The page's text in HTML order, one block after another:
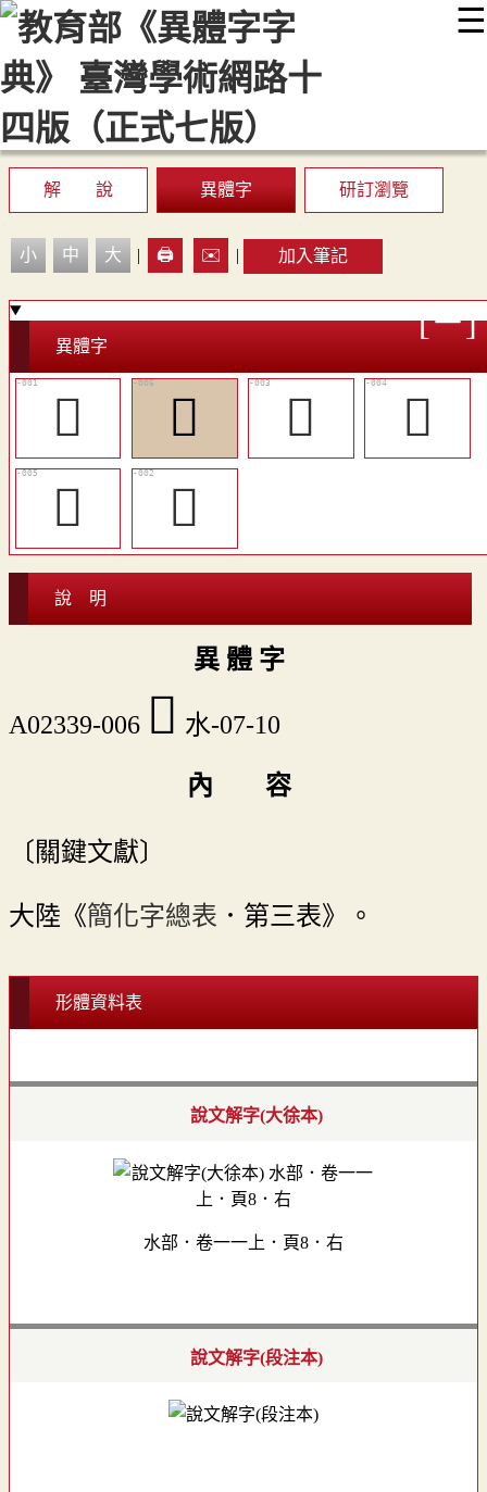
☰
::: 最新消息 常見問題 編輯說明
顯示模式
網站導覽
解 說 異體字 研訂瀏覽
小 中 大 | 🖨️ ✉️ | 加入筆記
異體字
󳓚 󳓟 󳓜
󳓝
󳓞
󳓛
說 明
異 體 字
A02339-006 󳓟 水-07-10
內 容
〔關鍵文獻〕
大陸《簡化字總表 ．第三表》。
形體資料表
說文解字(大徐本)
水部．卷一一上．頁8．右
說文解字(段注本)